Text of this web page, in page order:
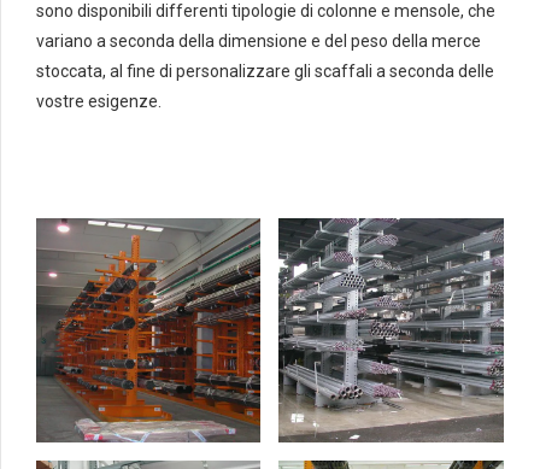
sono disponibili differenti tipologie di colonne e mensole, che
variano a seconda della dimensione e del peso della merce
stoccata, al fine di personalizzare gli scaffali a seconda delle
vostre esigenze.